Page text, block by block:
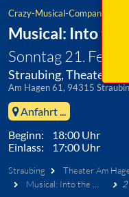
Crazy-Musical-Company
Musical: Into the
Sonntag 21.
Straubing, Theater Am
Am Hagen 61, 94315
Anfahrt ...
Beginn: 18:00 Uhr
Einlass: 17:00 Uhr
Straubing Theater Am
Musical: Into the Woods - Ab in den Wald